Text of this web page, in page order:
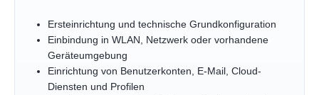
Ersteinrichtung und technische Grundkonfiguration
Einbindung in WLAN, Netzwerk oder vorhandene
Geräteumgebung
Einrichtung von Benutzerkonten, E-Mail, Cloud-
Diensten und Profilen